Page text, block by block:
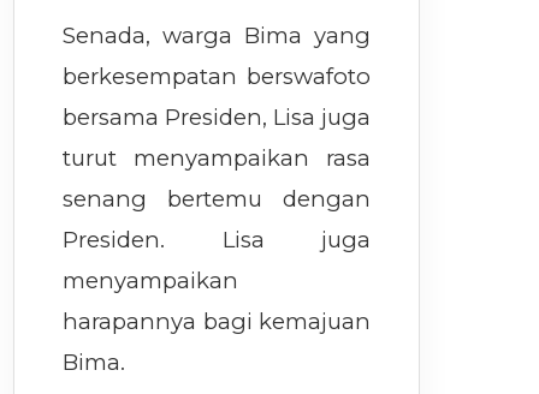
Senada, warga Bima yang
berkesempatan berswafoto
bersama Presiden, Lisa juga
turut menyampaikan rasa
senang bertemu dengan
Presiden. Lisa juga
menyampaikan
harapannya bagi kemajuan
Bima.